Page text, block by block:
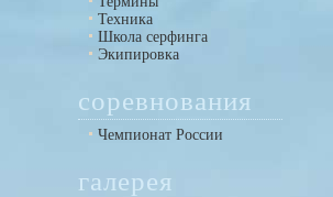
Техника
Школа серфинга
Экипировка
соревнования
Чемпионат России
галерея